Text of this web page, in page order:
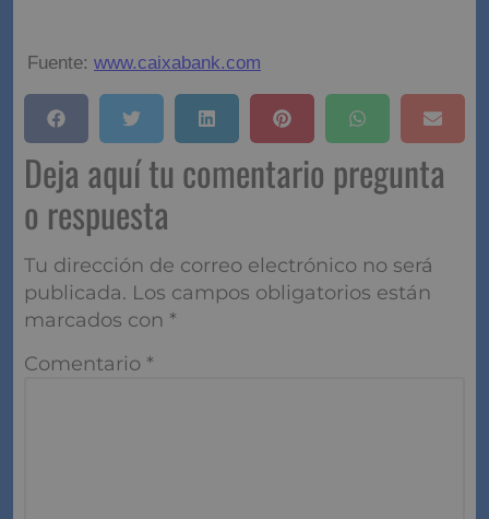
Fuente: www.caixabank.com
Deja aquí tu comentario pregunta
o respuesta
Tu dirección de correo electrónico no será
publicada. Los campos obligatorios están
marcados con *
Comentario *